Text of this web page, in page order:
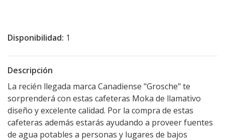
Disponibilidad: 1
Descripción
La recién llegada marca Canadiense "Grosche" te
sorprenderá con estas cafeteras Moka de llamativo
diseño y excelente calidad. Por la compra de estas
cafeteras además estarás ayudando a proveer fuentes
de agua potables a personas y lugares de bajos